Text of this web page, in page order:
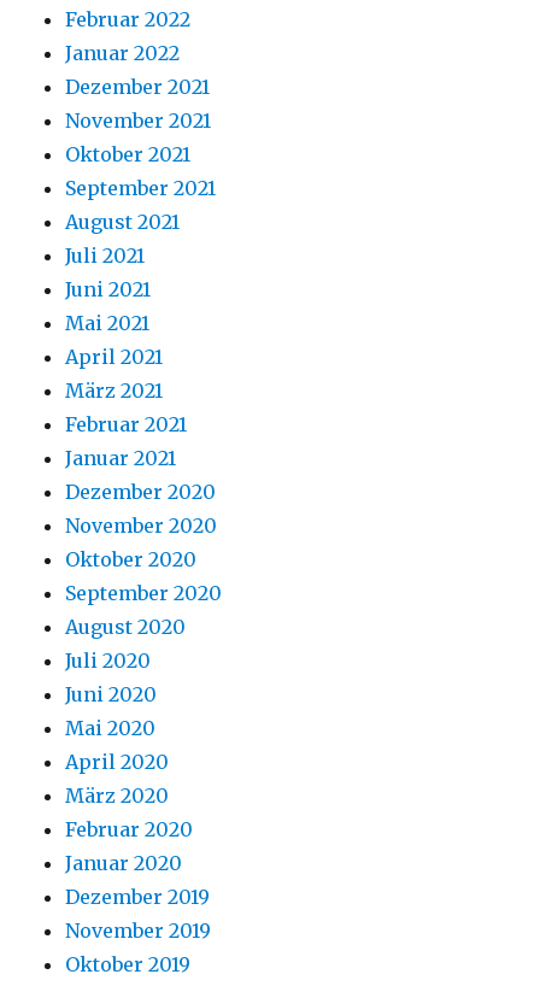
Februar 2022
Januar 2022
Dezember 2021
November 2021
Oktober 2021
September 2021
August 2021
Juli 2021
Juni 2021
Mai 2021
April 2021
März 2021
Februar 2021
Januar 2021
Dezember 2020
November 2020
Oktober 2020
September 2020
August 2020
Juli 2020
Juni 2020
Mai 2020
April 2020
März 2020
Februar 2020
Januar 2020
Dezember 2019
November 2019
Oktober 2019